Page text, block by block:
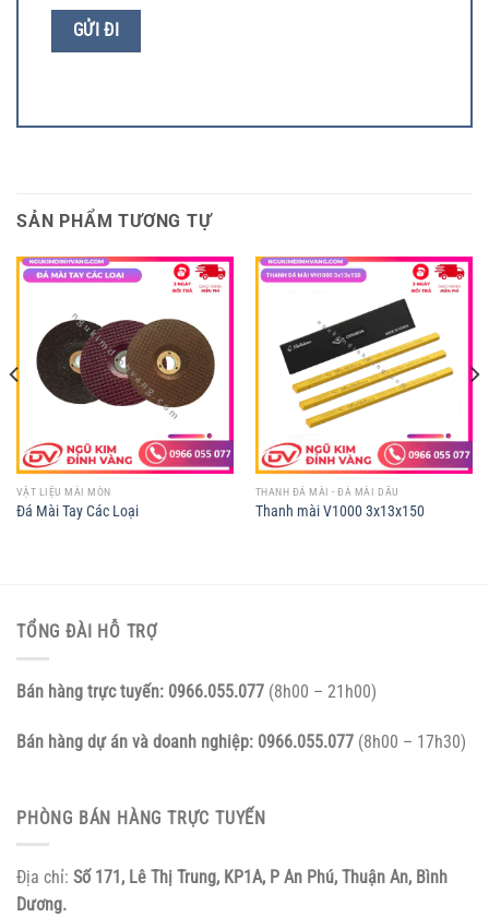
SẢN PHẨM TƯƠNG TỰ
VẬT LIỆU MÀI MÒN
Đá Mài Tay Các Loại
THANH ĐÁ MÀI - ĐÁ MÀI DẦU
Thanh mài V1000 3x13x150
TỔNG ĐÀI HỖ TRỢ
Bán hàng trực tuyến: 0966.055.077 (8h00 – 21h00)
Bán hàng dự án và doanh nghiệp: 0966.055.077 (8h00 – 17h30)
PHÒNG BÁN HÀNG TRỰC TUYẾN
Địa chỉ: Số 171, Lê Thị Trung, KP1A, P An Phú, Thuận An, Bình
Dương.